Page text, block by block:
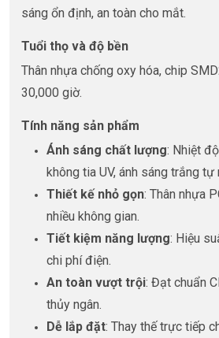
sáng ổn định, an toàn cho mắt.
Tuổi thọ và độ bền
Thân nhựa chống oxy hóa, chip
30,000 giờ.
Tính năng sản phẩm
Ánh sáng chất lượng: Nhiệt
không tia UV, ánh sáng trắng tự
Thiết kế nhỏ gọn: Thân nhựa
nhiều không gian.
Tiết kiệm năng lượng: Hiệu
chi phí điện.
An toàn vượt trội: Đạt chuẩn
thủy ngân.
Dễ lắp đặt: Thay thế trực tiếp